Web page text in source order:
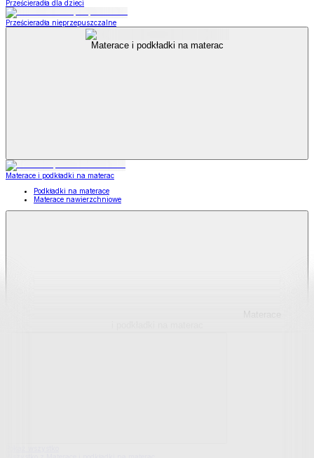
Prześcieradła dla dzieci
Prześcieradła nieprzepuszczalne
Materace i podkładki na materac
Materace i podkładki na materac
Podkładki na materace
Materace nawierzchniowe